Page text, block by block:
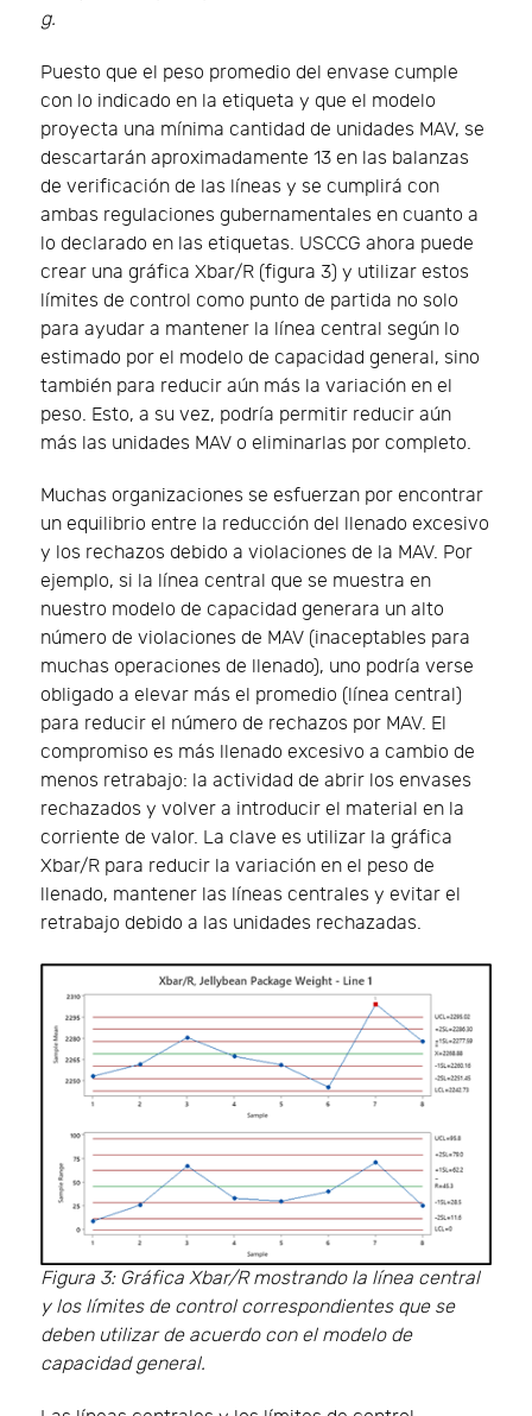
g.
Puesto que el peso promedio del envase cumple
con lo indicado en la etiqueta y que el modelo
proyecta una mínima cantidad de unidades MAV, se
descartarán aproximadamente 13 en las balanzas
de verificación de las líneas y se cumplirá con
ambas regulaciones gubernamentales en cuanto a
lo declarado en las etiquetas. USCCG ahora puede
crear una gráfica Xbar/R (figura 3) y utilizar estos
límites de control como punto de partida no solo
para ayudar a mantener la línea central según lo
estimado por el modelo de capacidad general, sino
también para reducir aún más la variación en el
peso. Esto, a su vez, podría permitir reducir aún
más las unidades MAV o eliminarlas por completo.
Muchas organizaciones se esfuerzan por encontrar
un equilibrio entre la reducción del llenado excesivo
y los rechazos debido a violaciones de la MAV. Por
ejemplo, si la línea central que se muestra en
nuestro modelo de capacidad generara un alto
número de violaciones de MAV (inaceptables para
muchas operaciones de llenado), uno podría verse
obligado a elevar más el promedio (línea central)
para reducir el número de rechazos por MAV. El
compromiso es más llenado excesivo a cambio de
menos retrabajo: la actividad de abrir los envases
rechazados y volver a introducir el material en la
corriente de valor. La clave es utilizar la gráfica
Xbar/R para reducir la variación en el peso de
llenado, mantener las líneas centrales y evitar el
retrabajo debido a las unidades rechazadas.
Figura 3: Gráfica Xbar/R mostrando la línea central
y los límites de control correspondientes que se
deben utilizar de acuerdo con el modelo de
capacidad general.